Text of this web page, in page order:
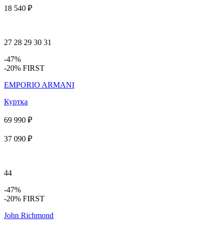
18 540 ₽
27 28 29 30 31
-47%
-20% FIRST
EMPORIO ARMANI
Куртка
69 990 ₽
37 090 ₽
44
-47%
-20% FIRST
John Richmond